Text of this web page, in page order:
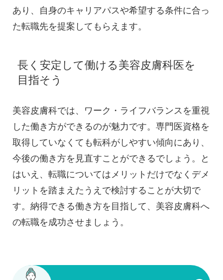
あり、自身のキャリアパスや希望する条件に合っ
た転職先を提案してもらえます。
長く安定して働ける美容皮膚科医を
目指そう
美容皮膚科では、ワーク・ライフバランスを重視
した働き方ができるのが魅力です。専門医資格を
取得していなくても転科がしやすい傾向にあり、
今後の働き方を見直すことができるでしょう。と
はいえ、転職についてはメリットだけでなくデメ
リットを踏まえたうえで検討することが大切で
す。納得できる働き方を目指して、美容皮膚科へ
の転職を成功させましょう。